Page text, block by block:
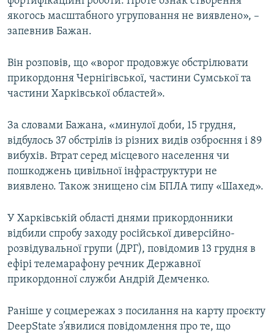
якогось масштабного угруповання не виявлено», –
запевнив Бажан.
Він розповів, що «ворог продовжує обстрілювати
прикордоння Чернігівської, частини Сумської та
частини Харківської областей».
За словами Бажана, «минулої доби, 15 грудня,
відбулось 37 обстрілів із різних видів озброєння і 89
вибухів. Втрат серед місцевого населення чи
пошкоджень цивільної інфраструктури не
виявлено. Також знищено сім БПЛА типу «Шахед».
У Харківській області днями прикордонники
відбили спробу заходу російської диверсійно-
розвідувальної групи (ДРГ), повідомив 13 грудня в
ефірі телемарафону речник Державної
прикордонної служби Андрій Демченко.
Раніше у соцмережах з посилання на карту проєкту
DeepState з’явилися повідомлення про те, що